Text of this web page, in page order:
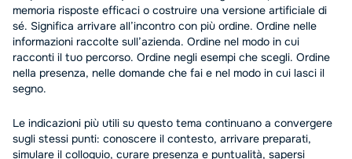
memoria risposte efficaci o costruire una versione artificiale di
sé. Significa arrivare all’incontro con più ordine. Ordine nelle
informazioni raccolte sull’azienda. Ordine nel modo in cui
racconti il tuo percorso. Ordine negli esempi che scegli. Ordine
nella presenza, nelle domande che fai e nel modo in cui lasci il
segno.
Le indicazioni più utili su questo tema continuano a convergere
sugli stessi punti: conoscere il contesto, arrivare preparati,
simulare il colloquio, curare presenza e puntualità, sapersi